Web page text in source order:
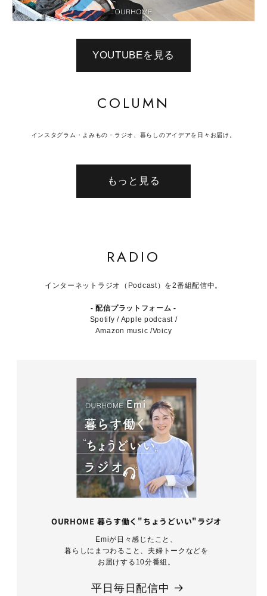
YOUTUBEを見る
COLUMN
インスタグラム・よみもの・ラジオ、暮らしのアイデアを日々お届け。
もっと見る
RADIO
インターネットラジオ（Podcast）を2番組配信中。
- 配信プラットフォーム -
Spotify / Apple podcast /
Amazon music /Voicy
OURHOME 暮らす働く"ちょうどいい"ラジオ
Emiが日々感じたこと、
暮らしにまつわること、夫婦トークなどを
お届けする10分番組。
平日毎日配信中